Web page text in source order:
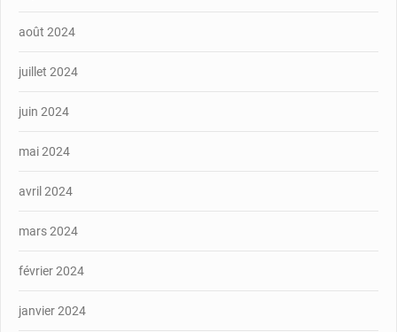
août 2024
juillet 2024
juin 2024
mai 2024
avril 2024
mars 2024
février 2024
janvier 2024